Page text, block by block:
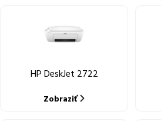
HP DeskJet 2722
Zobraziť